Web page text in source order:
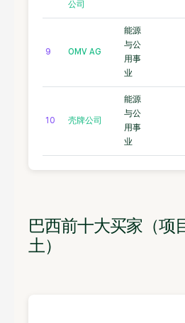
公司
9 OMV AG
能源
与公
用事
业
10 壳牌公司
能源
与公
用事
业
巴西前十大买家（项
土）